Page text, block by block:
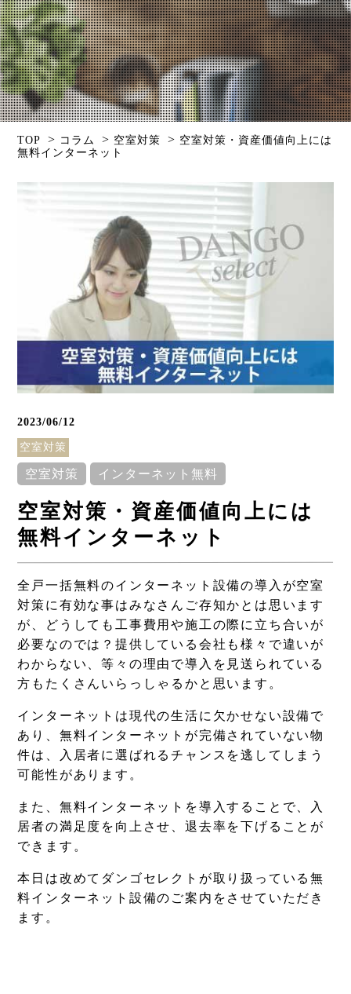
Column
コラム
TOP > コラム > 空室対策 > 空室対策・資産価値向上には
無料インターネット
2023/06/12
空室対策
空室対策 インターネット無料
空室対策・資産価値向上には
無料インターネット
全戸一括無料のインターネット設備の導入が空室
対策に有効な事はみなさんご存知かとは思います
が、どうしても工事費用や施工の際に立ち合いが
必要なのでは？提供している会社も様々で違いが
わからない、等々の理由で導入を見送られている
方もたくさんいらっしゃるかと思います。
インターネットは現代の生活に欠かせない設備で
あり、無料インターネットが完備されていない物
件は、入居者に選ばれるチャンスを逃してしまう
可能性があります。
また、無料インターネットを導入することで、入
居者の満足度を向上させ、退去率を下げることが
できます。
本日は改めてダンゴセレクトが取り扱っている無
料インターネット設備のご案内をさせていただき
ます。